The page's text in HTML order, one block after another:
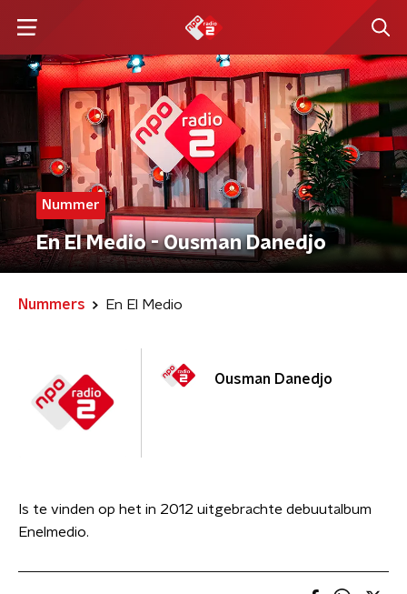
Nummer
En El Medio - Ousman Danedjo
Nummers En El Medio
Ousman Danedjo
Is te vinden op het in 2012 uitgebrachte debuutalbum
Enelmedio.